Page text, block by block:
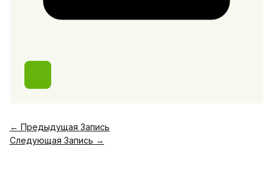
← Предыдущая Запись
Следующая Запись →